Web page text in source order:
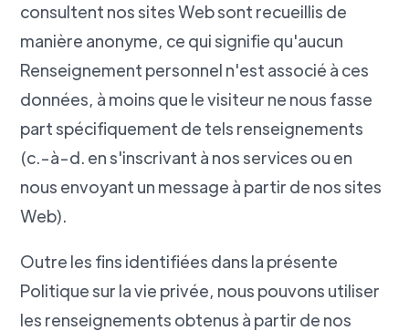
consultent nos sites Web sont recueillis de
manière anonyme, ce qui signifie qu'aucun
Renseignement personnel n'est associé à ces
données, à moins que le visiteur ne nous fasse
part spécifiquement de tels renseignements
(c.-à-d. en s'inscrivant à nos services ou en
nous envoyant un message à partir de nos sites
Web).
Outre les fins identifiées dans la présente
Politique sur la vie privée, nous pouvons utiliser
les renseignements obtenus à partir de nos